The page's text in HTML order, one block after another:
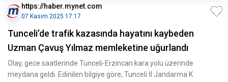
https://haber.mynet.com
07 Kasım 2025 17:17
Tunceli’de trafik kazasında hayatını kaybeden
Uzman Çavuş Yılmaz memleketine uğurlandı
Olay, gece saatlerinde Tunceli-Erzincan kara yolu üzerinde
meydana geldi. Edinilen bilgiye göre, Tunceli İl Jandarma K